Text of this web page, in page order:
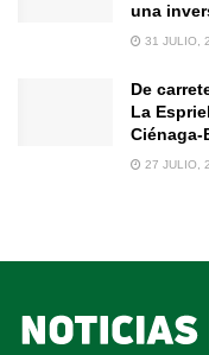
una
31 JULIO,
De
La
Ciénaga-
27 JULIO,